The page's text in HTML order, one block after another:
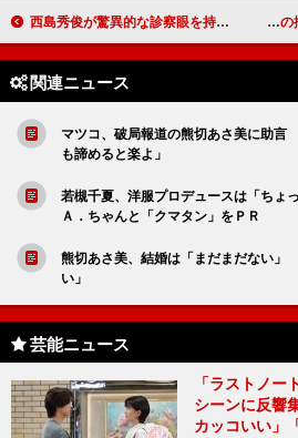
西島秀俊が驚異的な診察眼を持つ医師役に １０月スタートのフジ系ドラマ主演 木村
関連ニュース
マツコ、破局報道の熊切あさ美に助
も諦めると楽よ」
若槻千夏、洋服プロデュースは「ちょ
Ａ．ちゃんと「クマタン」をＰＲ
熊切あさ美、結婚は「まだまだない
い」
芸能ニュース
「ラストノー
シーンに反響
カッコいい」